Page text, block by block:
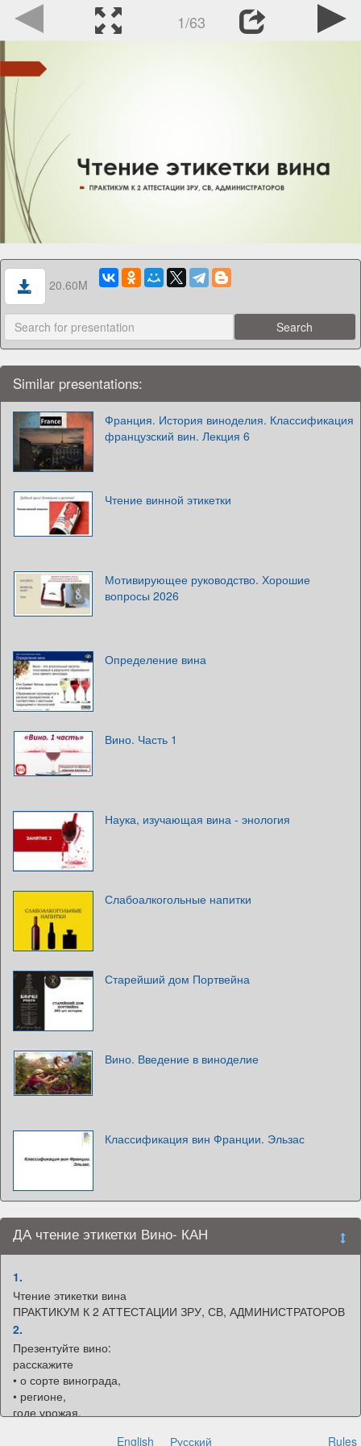
1/63
20.60M
Similar presentations:
Франция. История виноделия. Классификация
французский вин. Лекция 6
Чтение винной этикетки
Мотивирующее руководство. Хорошие
вопросы 2026
Определение вина
Вино. Часть 1
Наука, изучающая вина - энология
Слабоалкогольные напитки
Старейший дом Портвейна
Вино. Введение в виноделие
Классификация вин Франции. Эльзас
ДА чтение этикетки Вино- КАН
1.
Чтение этикетки вина
ПРАКТИКУМ К 2 АТТЕСТАЦИИ ЗРУ, СВ, АДМИНИСТРАТОРОВ
2.
Презентуйте вино:
расскажите
• о сорте винограда,
• регионе,
годе урожая,
English Русский Rules